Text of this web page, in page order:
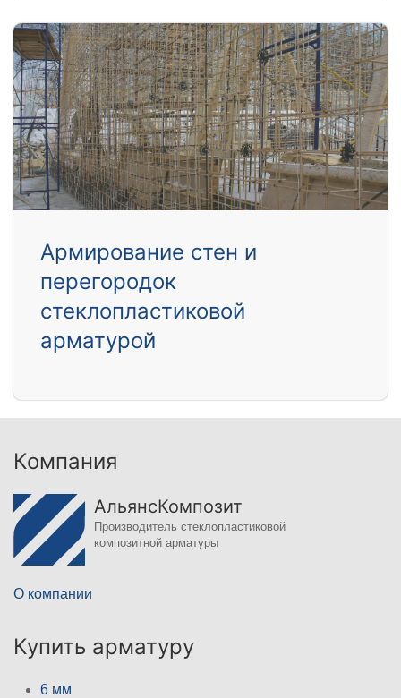
Армирование стен и
перегородок
стеклопластиковой
арматурой
Компания
АльянсКомпозит
Производитель стеклопластиковой
композитной арматуры
О компании
Купить арматуру
6 мм